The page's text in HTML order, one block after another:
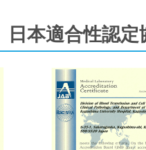
本適合性認定